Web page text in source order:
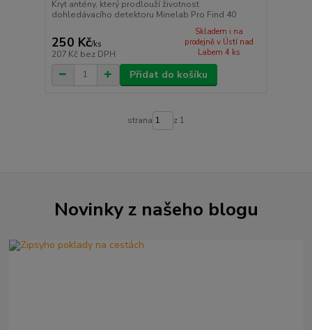
Kryt antény, který prodlouží životnost
dohledávacího detektoru Minelab Pro Find 40
250 Kč/ks
207 Kč bez DPH
Skladem i na
prodejně v Ústí nad
Labem 4 ks
Přidat do košíku
strana z 1
Novinky z našeho blogu